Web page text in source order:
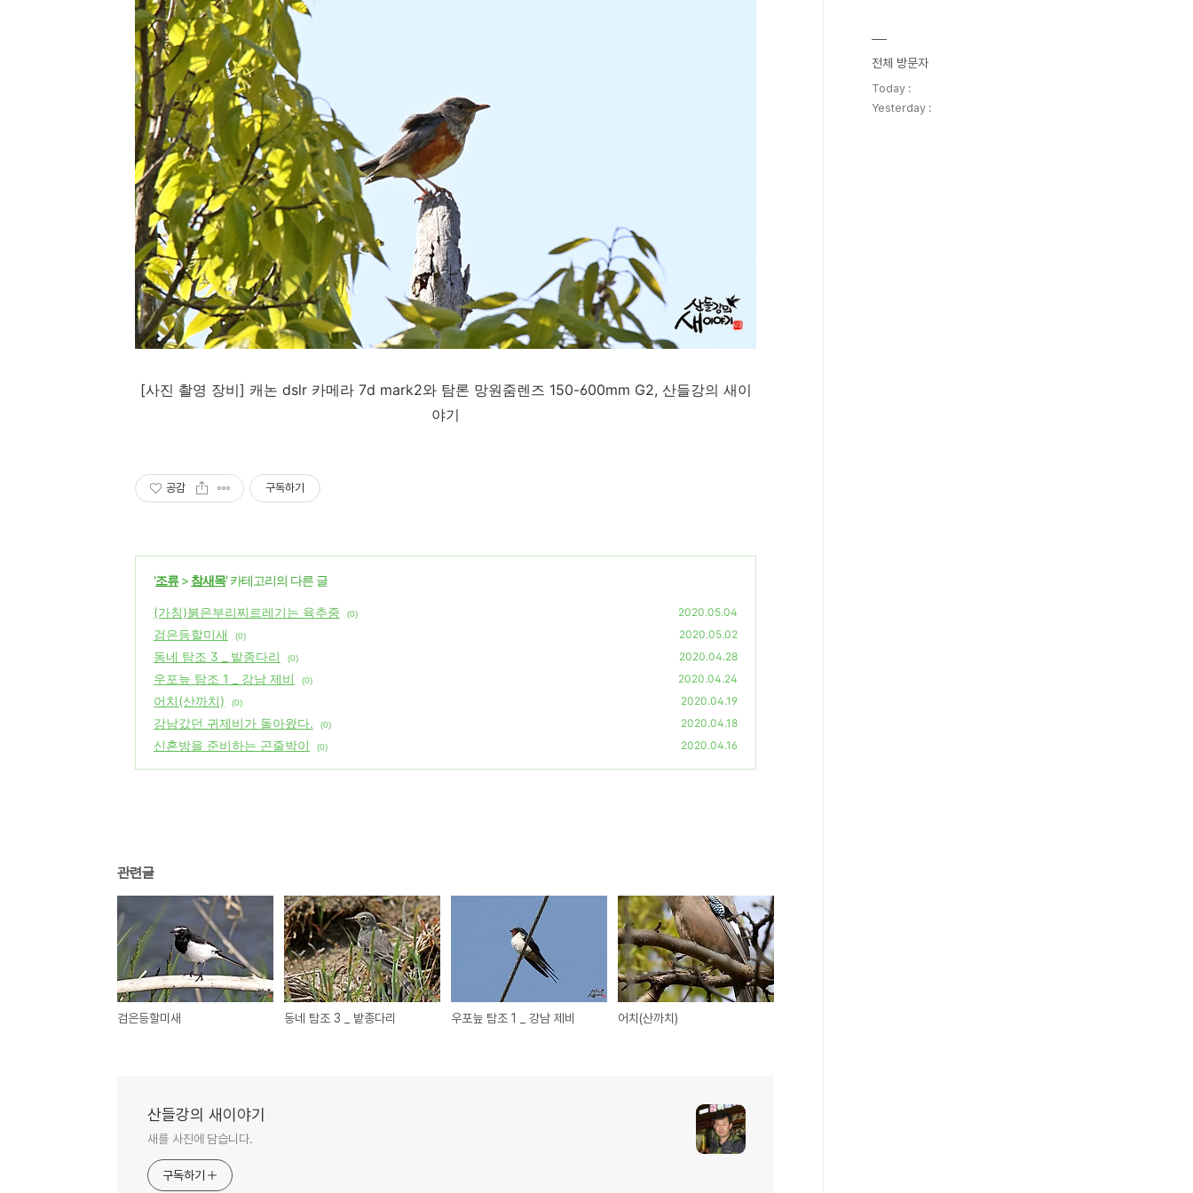
[사진 촬영 장비] 캐논 dslr 카메라 7d mark2와 탐론 망원줌렌즈 150-600mm G2, 산들강의 새이
야기
공감 구독하기
'조류> 참새목' 카테고리의 다른 글
(가칭)붉은부리찌르레기는 육추중 (0) 2020.05.04
검은등할미새 (0) 2020.05.02
동네 탐조 3 _ 밭종다리 (0) 2020.04.28
우포늪 탐조 1 _ 강남 제비 (0) 2020.04.24
어치(산까치) (0) 2020.04.19
강남갔던 귀제비가 돌아왔다. (0) 2020.04.18
신혼방을 준비하는 곤줄박이 (0) 2020.04.16
관련글
검은등할미새 동네 탐조 3 _ 밭종다리 우포늪 탐조 1 _ 강남 제비 어치(산까치)
산들강의 새이야기
새를 사진에 담습니다.
구독하기
전체 방문자
Today :
Yesterday :